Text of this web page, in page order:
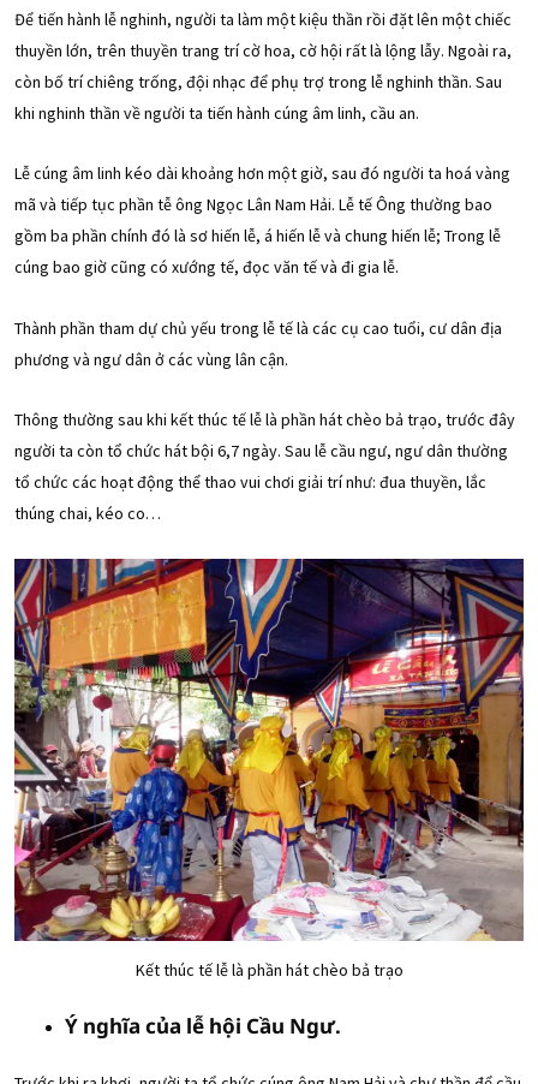
Để tiến hành lễ nghinh, người ta làm một kiệu thần rồi đặt lên một chiếc
thuyền lớn, trên thuyền trang trí cờ hoa, cờ hội rất là lộng lẫy. Ngoài ra,
còn bố trí chiêng trống, đội nhạc để phụ trợ trong lễ nghinh thần. Sau
khi nghinh thần về người ta tiến hành cúng âm linh, cầu an.
Lễ cúng âm linh kéo dài khoảng hơn một giờ, sau đó người ta hoá vàng
mã và tiếp tục phần tễ ông Ngọc Lân Nam Hải. Lễ tế Ông thường bao
gồm ba phần chính đó là sơ hiến lễ, á hiến lễ và chung hiến lễ; Trong lễ
cúng bao giờ cũng có xướng tế, đọc văn tế và đi gia lễ.
Thành phần tham dự chủ yếu trong lễ tế là các cụ cao tuổi, cư dân địa
phương và ngư dân ở các vùng lân cận.
Thông thường sau khi kết thúc tế lễ là phần hát chèo bả trạo, trước đây
người ta còn tổ chức hát bội 6,7 ngày. Sau lễ cầu ngư, ngư dân thường
tổ chức các hoạt động thể thao vui chơi giải trí như: đua thuyền, lắc
thúng chai, kéo co…
Kết thúc tế lễ là phần hát chèo bả trạo
Ý nghĩa của lễ hội Cầu Ngư.